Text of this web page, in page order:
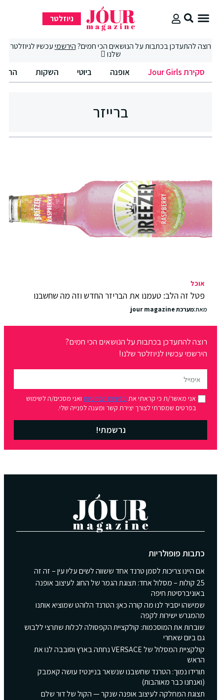
ניוזלטר
רוצה להתעדכן בכתבות על הנושאים הכי חמים?הירשמיעכשיו לניוזלטר
שלנו
סקירת Jour Girls אופנה ביוטי השקות
ברייזר
אוכל
פטל זה הלב: טעמנו את הבריזר החדש וזה מה שחשבנו
מאת:מערכת jour magazine
רוצה להתעדכן בכתבות על הנושאים הכי חמים?
הירשמי עכשיו לניוזלטר שלנו!
אני מאשר/ת כי קראתי את מדיניות הפרטיות ואני מסכים/ה לשימוש
בפרטים שמסרתי לצורך יצירת קשר ומענה לפנייה שלי.
נרשמתי!
כתבות פופולריות
אם היינו צריכות לסמן טרנד אחד ששווה לשים עליו עין – זה זה
25 קולות – מסלול אחד: תצוגת הגמר של החוג לעיצוב אופנה
באוניברסיטת חיפה
שמישהו יסביר לנו מה קורה כאן: הטרנד הלוהט שמוציא אותנו
מהמגרש ישירות לקפה
שוברות את המוסכמות: קולקציית הקפסולה לכלות שתרצי ללבוש
גם ביום שאחרי
קולקציית המסלול של VERSACE נחתה בארץ וסובבה לנו את
הראש
תורידו נמוך: הטרנד שחשבנו שנשאר בניינטיז עושה קאמבק
(ואנחנו כבר מאוהבות)
תצוגת המחלקה לעיצוב אופנה שנקר — הקול של דור שלם